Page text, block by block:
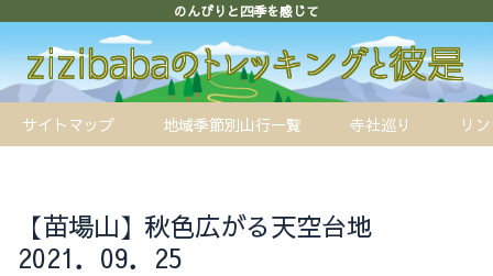
のんびりと四季を感じて
サイトマップ 地域季節別山行一覧 寺社巡り リ
【苗場山】秋色広がる天空台地
2021．09．25